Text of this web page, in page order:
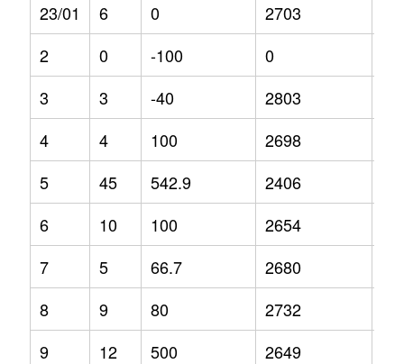
23/01
6 0 2703
2
0 -100 0
3
3 -40 2803
4
4 100 2698
5
45 542.9 2406
6
10 100 2654
7
5 66.7 2680
8
9 80 2732
9
12 500 2649